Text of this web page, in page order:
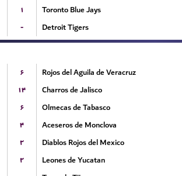
۱ Toronto Blue Jays
- Detroit Tigers
۶ Rojos del Aguila de Veracruz
۱۴ Charros de Jalisco
۶ Olmecas de Tabasco
۴ Aceseros de Monclova
۲ Diablos Rojos del Mexico
۲ Leones de Yucatan